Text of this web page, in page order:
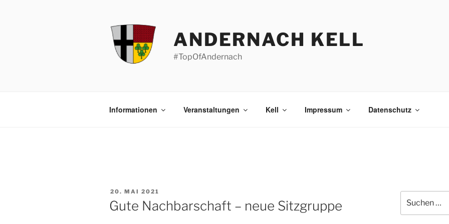
ANDERNACH KELL
#TopOfAndernach
Informationen Veranstaltungen Kell Impressum Datenschutz
VERÖFFENTLICHT
AM
20. MAI 2021
Gute Nachbarschaft – neue Sitzgruppe
nach: